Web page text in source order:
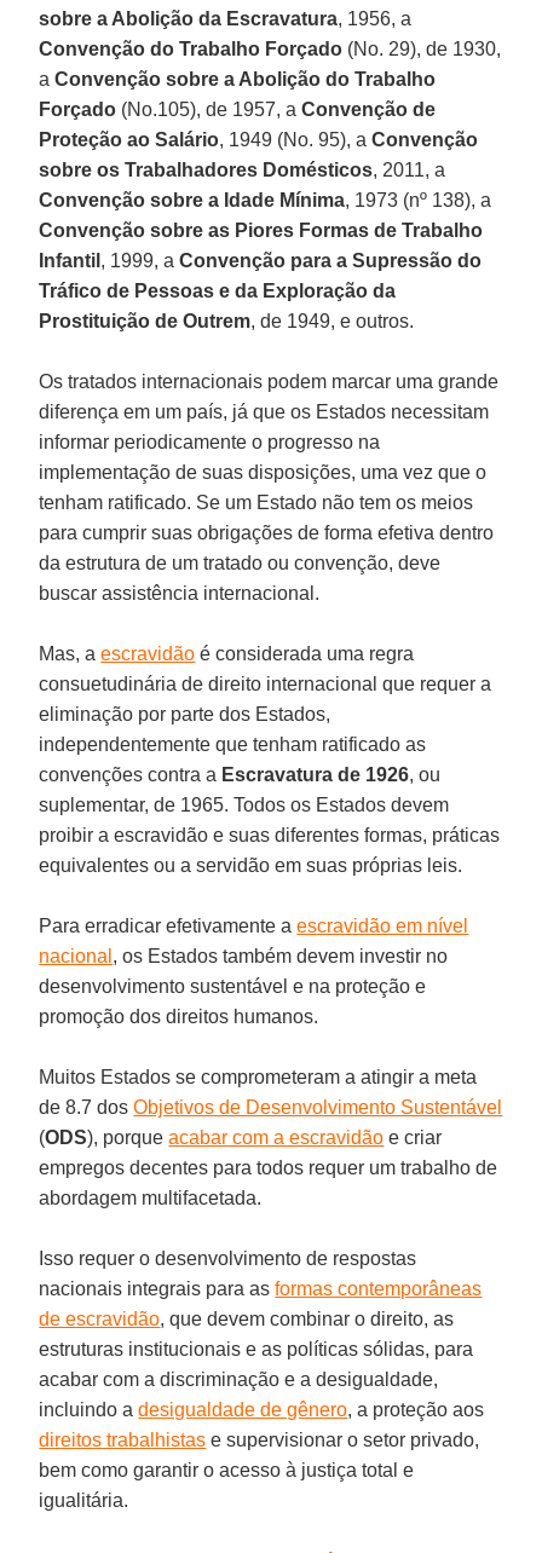
sobre a Abolição da Escravatura, 1956, a
Convenção do Trabalho Forçado (No. 29), de 1930,
aConvenção sobre a Abolição do Trabalho
Forçado (No.105), de 1957, aConvenção de
Proteção ao Salário, 1949 (No. 95), aConvenção
sobre os Trabalhadores Domésticos, 2011, a
Convenção sobre a Idade Mínima, 1973 (nº 138), a
Convenção sobre as Piores Formas de Trabalho
Infantil , 1999, aConvenção para a Supressão do
Tráfico de Pessoas e da Exploração da
Prostituição de Outrem, de 1949, e outros.
Os tratados internacionais podem marcar uma grande
diferença em um país, já que os Estados necessitam
informar periodicamente o progresso na
implementação de suas disposições, uma vez que o
tenham ratificado. Se um Estado não tem os meios
para cumprir suas obrigações de forma efetiva dentro
da estrutura de um tratado ou convenção, deve
buscar assistência internacional.
Mas, aescravidão é considerada uma regra
consuetudinária de direito internacional que requer a
eliminação por parte dos Estados,
independentemente que tenham ratificado as
convenções contra a Escravatura de 1926, ou
suplementar, de 1965. Todos os Estados devem
proibir a escravidão e suas diferentes formas, práticas
equivalentes ou a servidão em suas próprias leis.
Para erradicar efetivamente aescravidão em nível
nacional , os Estados também devem investir no
desenvolvimento sustentável e na proteção e
promoção dos direitos humanos.
Muitos Estados se comprometeram a atingir a meta
de 8.7 dosObjetivos de Desenvolvimento Sustentável
(ODS), porqueacabar com a escravidão e criar
empregos decentes para todos requer um trabalho de
abordagem multifacetada.
Isso requer o desenvolvimento de respostas
nacionais integrais para asformas contemporâneas
de escravidão, que devem combinar o direito, as
estruturas institucionais e as políticas sólidas, para
acabar com a discriminação e a desigualdade,
incluindo adesigualdade de gênero, a proteção aos
direitos trabalhistas e supervisionar o setor privado,
bem como garantir o acesso à justiça total e
igualitária.